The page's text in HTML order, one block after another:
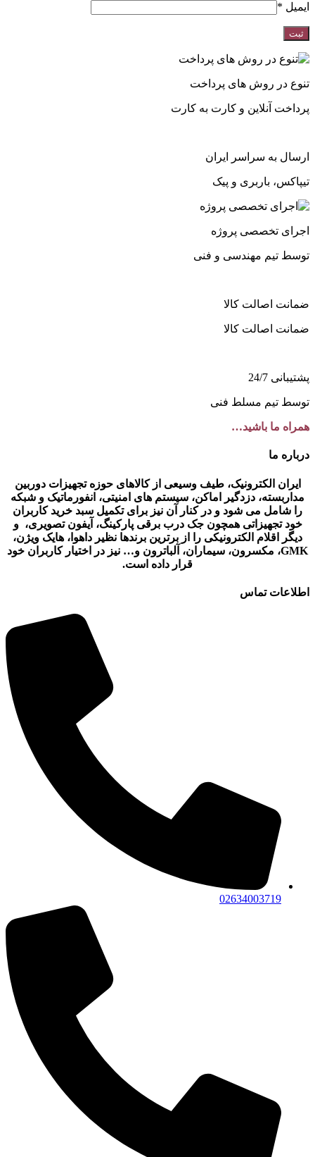
ایمیل *
تنوع در روش های پرداخت
پرداخت آنلاین و کارت به کارت
ارسال به سراسر ایران
تیپاکس، باربری و پیک
اجرای تخصصی پروژه
توسط تیم مهندسی و فنی
ضمانت اصالت کالا
ضمانت اصالت کالا
پشتیبانی 24/7
توسط تیم مسلط فنی
همراه ما باشید…
درباره ما
ایران الکترونیک، طیف وسیعی از کالاهای حوزه تجهیزات دوربین
مداربسته، دزدگیر اماکن، سیستم های امنیتی، انفورماتیک و شبکه
را شامل می شود و در کنار آن نیز برای تکمیل سبد خرید کاربران
خود تجهیزاتی همچون جک درب برقی پارکینگ، آیفون تصویری، و
دیگر اقلام الکترونیکی را از برترین برندها نظیر داهوا، هایک ویژن،
GMK، مکسرون، سیماران، آلباترون و… نیز در اختیار کاربران خود
قرار داده است.
اطلاعات تماس
02634003719